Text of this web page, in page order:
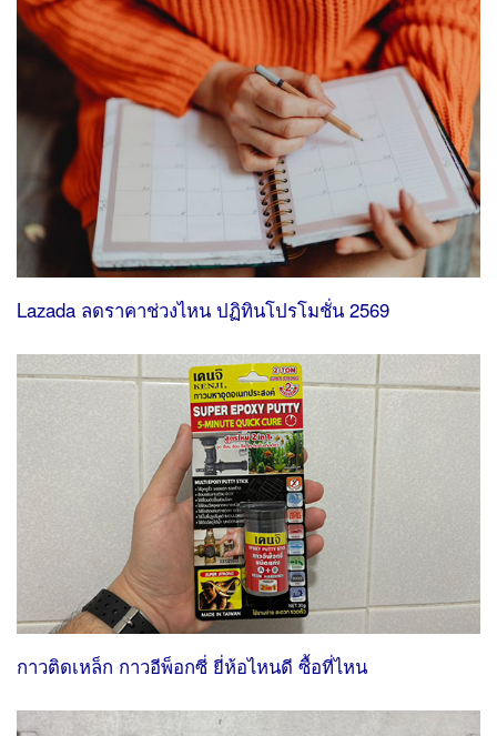
Lazada ลดราคาช่วงไหน ปฏิทินโปรโมชั่น 2569
กาวติดเหล็ก กาวอีพ็อกซี่ ยี่ห้อไหนดี ซื้อที่ไหน